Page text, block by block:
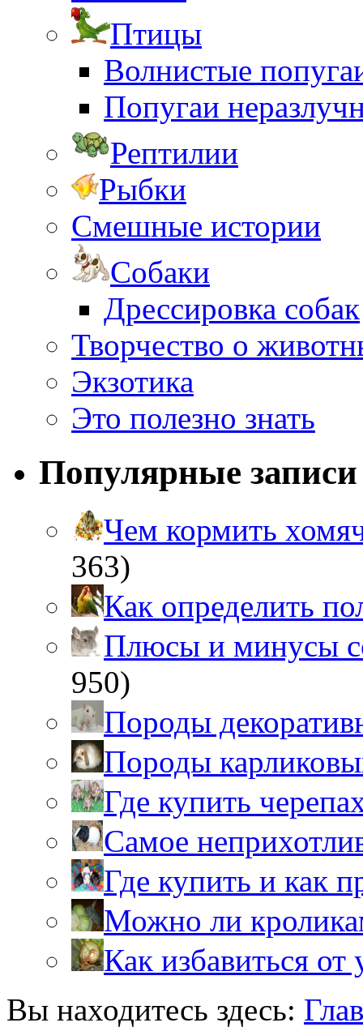
Птицы
Волнистые
Попугаи
Рептилии
Рыбки
Смешные истории
Собаки
Дрессировка собак
Творчество о
Экзотика
Это полезно знать
Популярные записи
Чем кормить
363)
Как определить
Плюсы и минусы
950)
Породы
Породы
Где купить
Самое
Где купить и как
Можно ли
Как избавиться от
Вы находитесь здесь: